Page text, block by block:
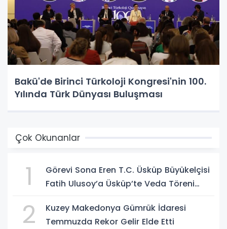
Bakü'de Birinci Türkoloji Kongresi'nin 100.
Yılında Türk Dünyası Buluşması
Çok Okunanlar
1
Görevi Sona Eren T.C. Üsküp Büyükelçisi
Fatih Ulusoy’a Üsküp’te Veda Töreni
2
Kuzey Makedonya Gümrük İdaresi
Temmuzda Rekor Gelir Elde Etti